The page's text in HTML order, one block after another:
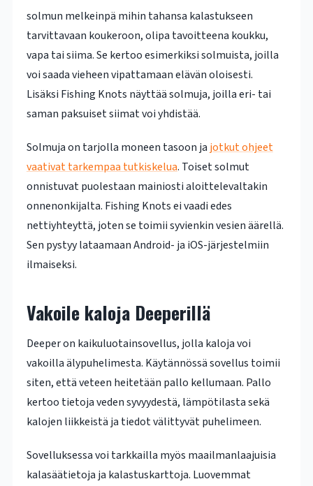
solmun melkeinpä mihin tahansa kalastukseen
tarvittavaan koukeroon, olipa tavoitteena koukku,
vapa tai siima. Se kertoo esimerkiksi solmuista, joilla
voi saada vieheen vipattamaan elävän oloisesti.
Lisäksi Fishing Knots näyttää solmuja, joilla eri- tai
saman paksuiset siimat voi yhdistää.
Solmuja on tarjolla moneen tasoon ja jotkut ohjeet
vaativat tarkempaa tutkiskelua. Toiset solmut
onnistuvat puolestaan mainiosti aloittelevaltakin
onnenonkijalta. Fishing Knots ei vaadi edes
nettiyhteyttä, joten se toimii syvienkin vesien äärellä.
Sen pystyy lataamaan Android- ja iOS-järjestelmiin
ilmaiseksi.
Vakoile kaloja Deeperillä
Deeper on kaikuluotainsovellus, jolla kaloja voi
vakoilla älypuhelimesta. Käytännössä sovellus toimii
siten, että veteen heitetään pallo kellumaan. Pallo
kertoo tietoja veden syvyydestä, lämpötilasta sekä
kalojen liikkeistä ja tiedot välittyvät puhelimeen.
Sovelluksessa voi tarkkailla myös maailmanlaajuisia
kalasäätietoja ja kalastuskarttoja. Luovemmat